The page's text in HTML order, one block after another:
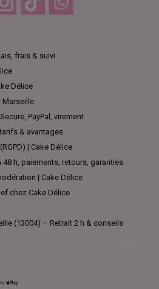
frais & suivi
Délice
Marseille
PayPal, virement
& avantages
| Cake Délice
48 h, paiements, retours, garanties
| Cake Délice
chez Cake Délice
(13004) – Retrait 2 h & conseils